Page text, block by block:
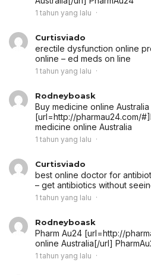
1 tahun yang lalu
Curtisviado
erectile dysfunction online
online – ed meds on line
1 tahun yang lalu
Rodneyboask
Buy medicine online Australia
[url=http://pharmau24.com/
medicine online Australia
1 tahun yang lalu
Curtisviado
best online doctor for
– get antibiotics without
1 tahun yang lalu
Rodneyboask
Pharm Au24 [url=http://
online Australia[/url]
1 tahun yang lalu